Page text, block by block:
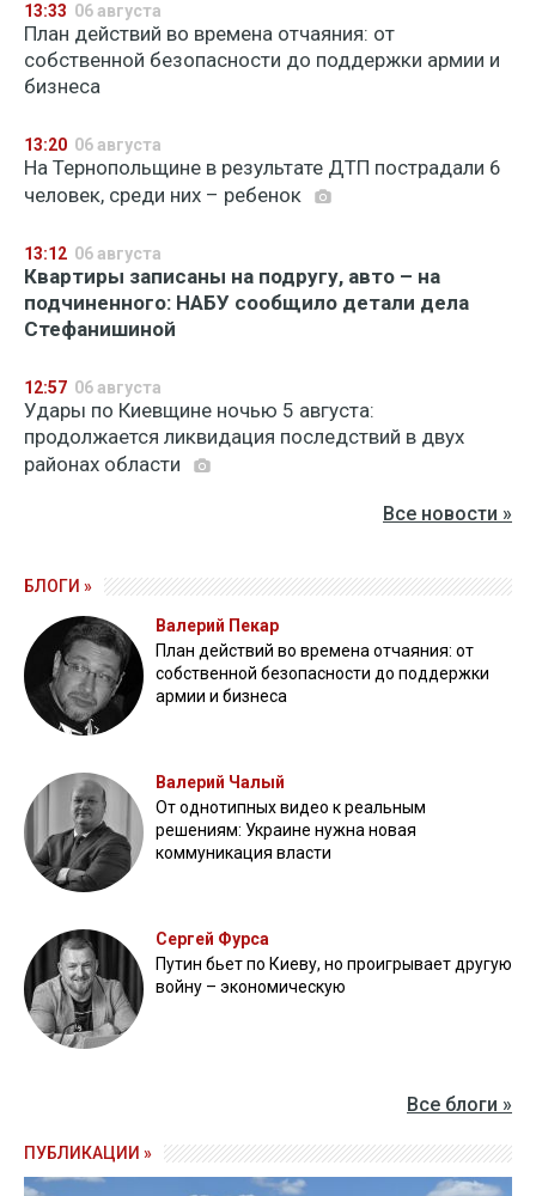
13:33 06 августа
План действий во времена отчаяния: от
собственной безопасности до поддержки армии и
бизнеса
13:20 06 августа
На Тернопольщине в результате ДТП пострадали 6
человек, среди них – ребенок
13:12 06 августа
Квартиры записаны на подругу, авто – на
подчиненного: НАБУ сообщило детали дела
Стефанишиной
12:57 06 августа
Удары по Киевщине ночью 5 августа:
продолжается ликвидация последствий в двух
районах области
Все новости »
БЛОГИ »
Валерий Пекар
План действий во времена отчаяния: от
собственной безопасности до поддержки
армии и бизнеса
Валерий Чалый
От однотипных видео к реальным
решениям: Украине нужна новая
коммуникация власти
Сергей Фурса
Путин бьет по Киеву, но проигрывает другую
войну – экономическую
Все блоги »
ПУБЛИКАЦИИ »